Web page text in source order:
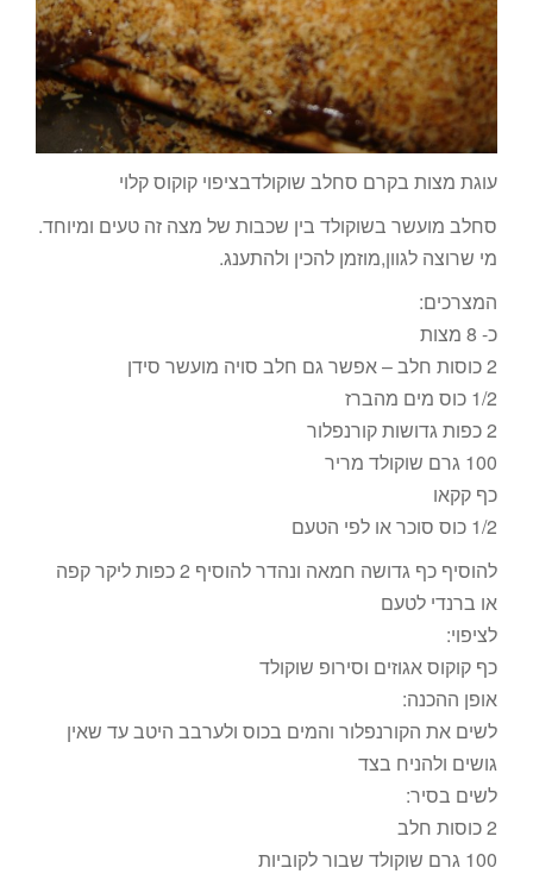
עוגת מצות בקרם סחלב שוקולדבציפוי קוקוס קלוי
סחלב מועשר בשוקולד בין שכבות של מצה זה טעים ומיוחד.
מי שרוצה לגוון,מוזמן להכין ולהתענג.
המצרכים:
כ- 8 מצות
2 כוסות חלב – אפשר גם חלב סויה מועשר סידן
1/2 כוס מים מהברז
2 כפות גדושות קורנפלור
100 גרם שוקולד מריר
כף קקאו
1/2 כוס סוכר או לפי הטעם
להוסיף כף גדושה חמאה ונהדר להוסיף 2 כפות ליקר קפה
או ברנדי לטעם
לציפוי:
כף קוקוס אגוזים וסירופ שוקולד
אופן ההכנה:
לשים את הקורנפלור והמים בכוס ולערבב היטב עד שאין
גושים ולהניח בצד
לשים בסיר:
2 כוסות חלב
100 גרם שוקולד שבור לקוביות